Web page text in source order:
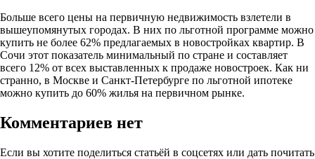
Больше всего цены на первичную недвижимость взлетели в
вышеупомянутых городах. В них по льготной программе можно
купить не более 62% предлагаемых в новостройках квартир. В
Сочи этот показатель минимальный по стране и составляет
всего 12% от всех выставленных к продаже новостроек. Как ни
странно, в Москве и Санкт-Петербурге по льготной ипотеке
можно купить до 60% жилья на первичном рынке.
Комментариев нет
Если вы хотите поделиться статьёй в соцсетях или дать почитать